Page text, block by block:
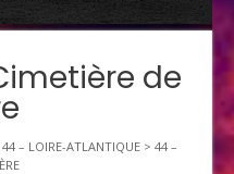
de
44 – LOIRE-ATLANTIQUE > 44 –